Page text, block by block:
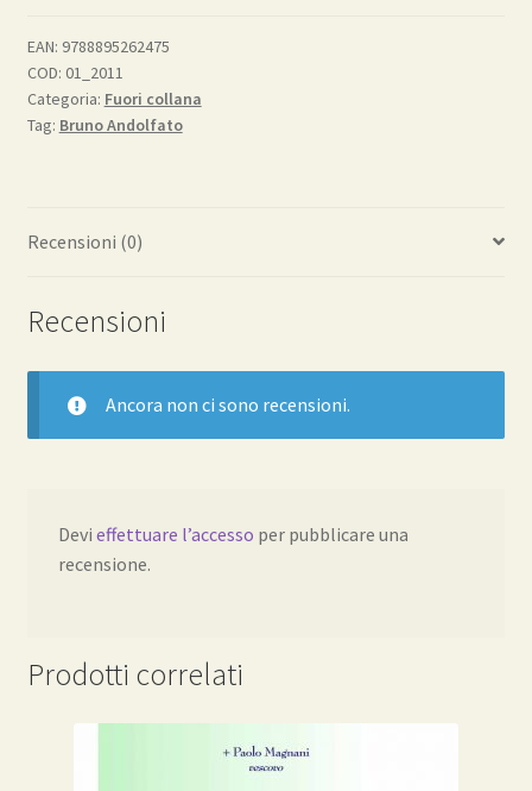
quantità
EAN: 9788895262475
COD: 01_2011
Categoria: Fuori collana
Tag: Bruno Andolfato
Recensioni (0)
Recensioni
Ancora non ci sono recensioni.
Devi effettuare l’accesso per pubblicare una
recensione.
Prodotti correlati